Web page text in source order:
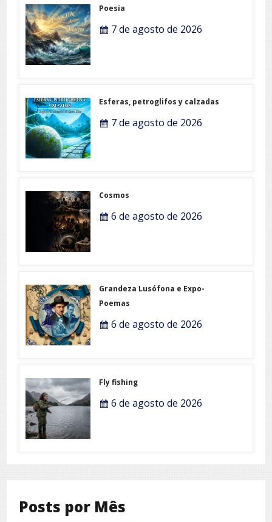
Poesia
7 de agosto de 2026
Esferas, petroglifos y calzadas
7 de agosto de 2026
Cosmos
6 de agosto de 2026
Grandeza Lusófona e Expo-
Poemas
6 de agosto de 2026
Fly fishing
6 de agosto de 2026
Posts por Mês